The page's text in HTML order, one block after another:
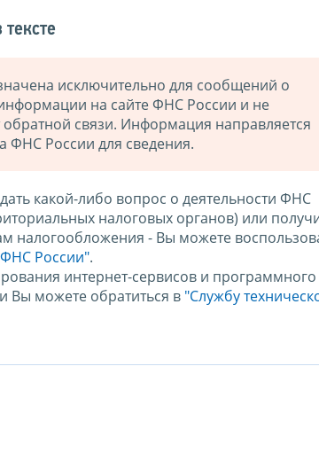
исключительно для сообщений о
на сайте ФНС России и не
обратной связи. Информация направляется
ФНС России для сведения.
какой-либо вопрос о деятельности ФНС
налоговых органов) или
налогообложения - Вы можете
России".
интернет-сервисов и программного
Вы можете обратиться в "Службу